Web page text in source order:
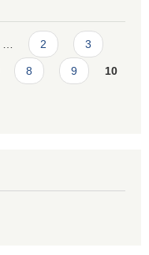
2 3
8 9 10